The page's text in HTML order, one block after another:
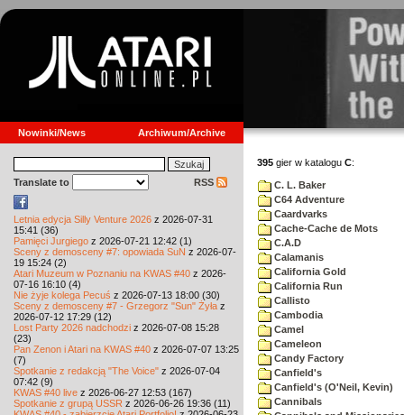
Nowinki/News Archiwum/Archive
Translate to RSS
Letnia edycja Silly Venture 2026 z 2026-07-31
15:41 (36)
Pamięci Jurgiego z 2026-07-21 12:42 (1)
Sceny z demosceny #7: opowiada SuN z 2026-07-
19 15:24 (2)
Atari Muzeum w Poznaniu na KWAS #40 z 2026-
07-16 16:10 (4)
Nie żyje kolega Pecuś z 2026-07-13 18:00 (30)
Sceny z demosceny #7 - Grzegorz "Sun" Żyła z
2026-07-12 17:29 (12)
Lost Party 2026 nadchodzi z 2026-07-08 15:28
(23)
Pan Zenon i Atari na KWAS #40 z 2026-07-07 13:25
(7)
Spotkanie z redakcją "The Voice" z 2026-07-04
07:42 (9)
KWAS #40 live z 2026-06-27 12:53 (167)
Spotkanie z grupą USSR z 2026-06-26 19:36 (11)
395 gier w katalogu C:
C. L. Baker
C64 Adventure
Caardvarks
Cache-Cache de Mots
C.A.D
Calamanis
California Gold
California Run
Callisto
Cambodia
Camel
Cameleon
Candy Factory
Canfield's
Canfield's (O'Neil, Kevin)
Cannibals